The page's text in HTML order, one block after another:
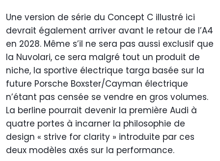
Une version de série du Concept C illustré ici
devrait également arriver avant le retour de l’A4
en 2028. Même s’il ne sera pas aussi exclusif que
la Nuvolari, ce sera malgré tout un produit de
niche, la sportive électrique targa basée sur la
future Porsche Boxster/Cayman électrique
n’étant pas censée se vendre en gros volumes.
La berline pourrait devenir la première Audi à
quatre portes à incarner la philosophie de
design « strive for clarity » introduite par ces
deux modèles axés sur la performance.